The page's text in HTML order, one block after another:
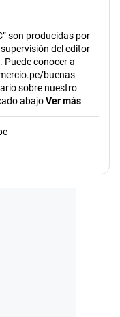
son producidas por
del editor
Puede conocer a
buenas-
sobre nuestro
abajoVer más